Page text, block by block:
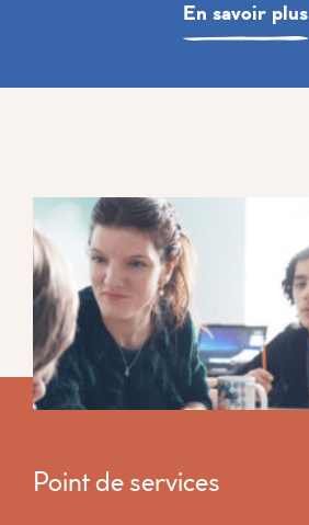
En savoir plus
Point de services